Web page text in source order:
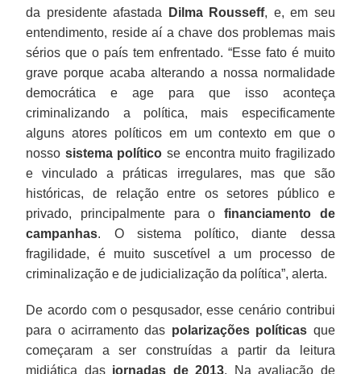
da presidente afastada
Dilma Rousseff, e, em seu
entendimento, reside aí a chave dos problemas mais
sérios que o país tem enfrentado. “Esse fato é muito
grave porque acaba alterando a nossa normalidade
democrática e age para que isso aconteça
criminalizando a política, mais especificamente
alguns atores políticos em um contexto em que o
nosso sistema político se encontra muito fragilizado
e vinculado a práticas irregulares, mas que são
históricas, de relação entre os setores público e
privado, principalmente para o financiamento de
campanhas. O sistema político, diante dessa
fragilidade, é muito suscetível a um processo de
criminalização e de judicialização da política”, alerta.
De acordo com o pesqusador, esse cenário contribui
para o acirramento das polarizações políticas que
começaram a ser construídas a partir da leitura
midiática das jornadas de 2013. Na avaliação de